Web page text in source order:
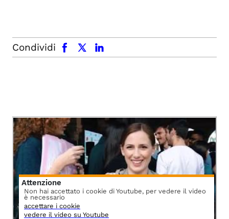
Condividi
facebook x.com linkedin
Attenzione
Non hai accettato i cookie di Youtube, per vedere il video
è necessario
accettare i cookie
vedere il video su Youtube